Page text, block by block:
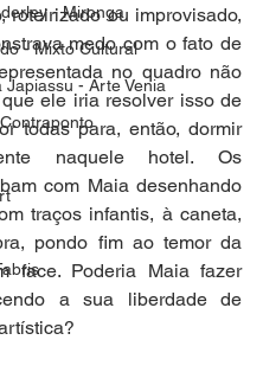
- Mironga
- Mixto Cultural
Japiassu - Arte Venia
roteirizado ou improvisado,
medo com o fato de
no quadro não
ele iria resolver isso de
todas para, então, dormir
com Maia desenhando
traços infantis, à caneta,
pondo fim ao temor da
face. Poderia Maia fazer
a sua liberdade de